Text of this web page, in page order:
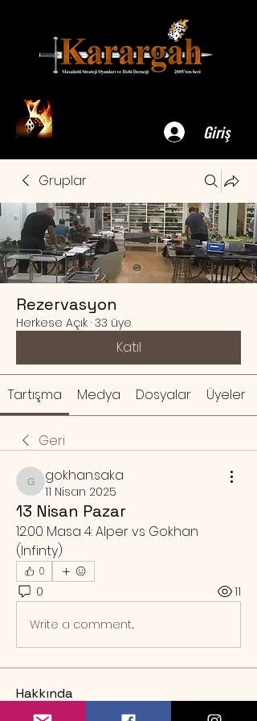
Giriş
Gruplar
Rezervasyon
Herkese Açık · 33 üye
Katıl
Tartışma Medya Dosyalar Üyeler
Geri
gokhan.saka
gokhan.saka
11 Nisan 2025
13 Nisan Pazar
12:00 Masa 4: Alper vs Gokhan
(Infinty)
0
0 11
Write a comment...
Hakkında
Örnek rezervasyon mesajı Sa